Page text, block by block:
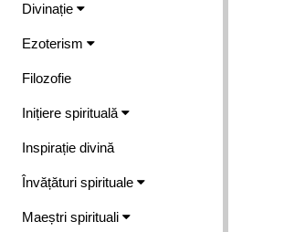
Divinație
Ezoterism
Filozofie
Inițiere spirituală
Inspirație divină
Învățături spirituale
Maeștri spirituali